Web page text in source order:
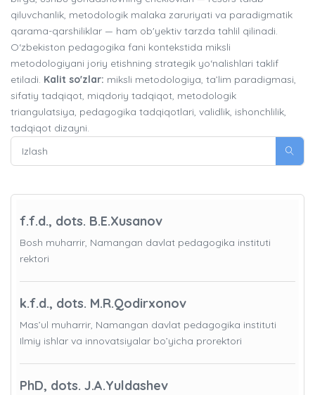
qiluvchanlik, metodologik malaka zaruriyati va paradigmatik
qarama-qarshiliklar — ham ob'yektiv tarzda tahlil qilinadi.
O‘zbekiston pedagogika fani kontekstida miksli
metodologiyani joriy etishning strategik yo‘nalishlari taklif
etiladi. Kalit so'zlar: miksli metodologiya, ta’lim paradigmasi,
sifatiy tadqiqot, miqdoriy tadqiqot, metodologik
triangulatsiya, pedagogika tadqiqotlari, validlik, ishonchlilik,
tadqiqot dizayni.
f.f.d., dots. B.E.Xusanov
Bosh muharrir, Namangan davlat pedagogika instituti
rektori
k.f.d., dots. M.R.Qodirxonov
Mas’ul muharrir, Namangan davlat pedagogika instituti
Ilmiy ishlar va innovatsiyalar bo’yicha prorektori
PhD, dots. J.A.Yuldashev